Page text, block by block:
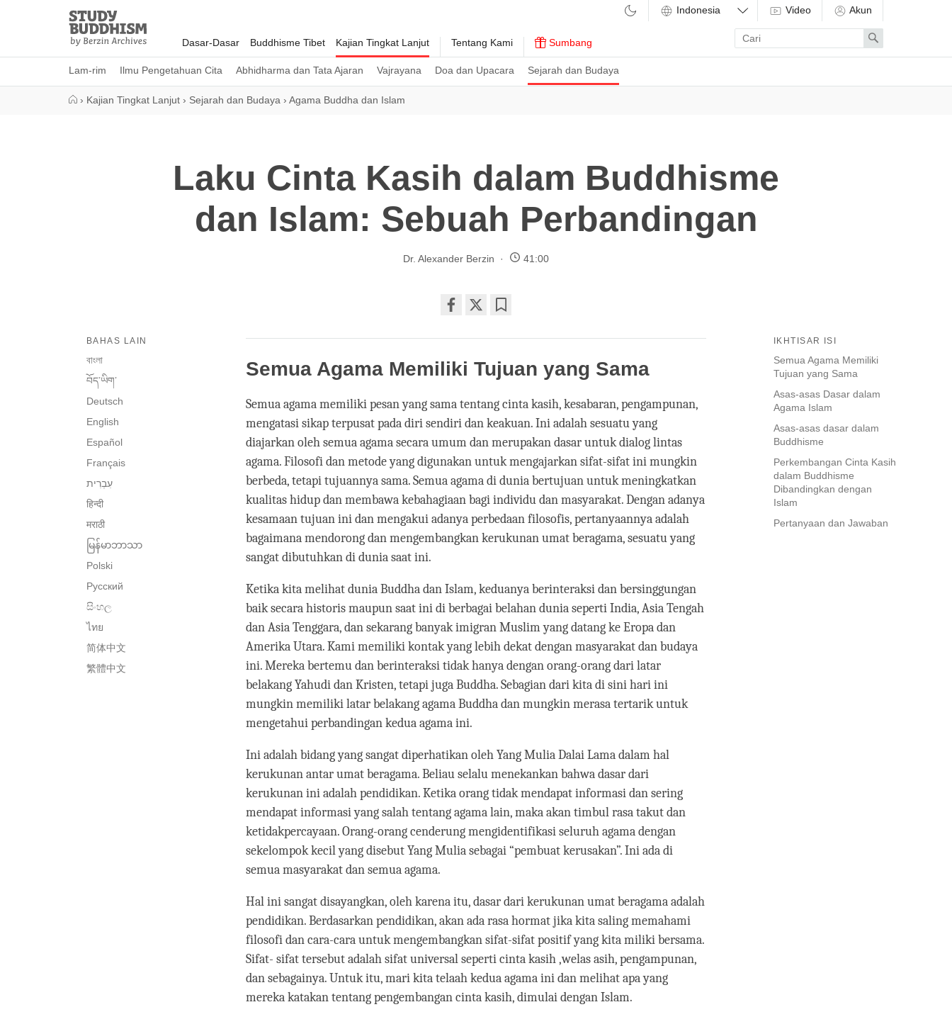
Study
Buddhism
Home
Dasar-Dasar Buddhisme Tibet Kajian Tingkat Lanjut
Lam-rim Ilmu Pengetahuan Cita Abhidharma dan Tata Ajaran Vajrayana Doa dan Upacara Sejarah dan Budaya
Tentang Kami Sumbang
Video Akun
Enter
search
term
Search
› Kajian Tingkat Lanjut › Sejarah dan Budaya › Agama Buddha dan Islam
Laku Cinta Kasih dalam Buddhisme
dan Islam: Sebuah Perbandingan
Dr. Alexander Berzin 41:00
on
facebook
IKHTISAR ISI
Semua Agama Memiliki
Tujuan yang Sama
Asas-asas Dasar dalam
Agama Islam
Asas-asas dasar dalam
Buddhisme
Perkembangan Cinta Kasih
dalam Buddhisme
Dibandingkan dengan
Islam
Pertanyaan dan Jawaban
BAHAS LAIN
বাংলা
བོད་ཡིག་
Deutsch
English
Español
Français
हिन्दी
मराठी
မြန်မာဘာသာ
Polski
Русский
සිංහල
ไทย
简体中文
繁體中文
Semua Agama Memiliki Tujuan yang Sama
Semua agama memiliki pesan yang sama tentang cinta kasih, kesabaran, pengampunan,
mengatasi sikap terpusat pada diri sendiri dan keakuan. Ini adalah sesuatu yang
diajarkan oleh semua agama secara umum dan merupakan dasar untuk dialog lintas
agama. Filosofi dan metode yang digunakan untuk mengajarkan sifat-sifat ini mungkin
berbeda, tetapi tujuannya sama. Semua agama di dunia bertujuan untuk meningkatkan
kualitas hidup dan membawa kebahagiaan bagi individu dan masyarakat. Dengan adanya
kesamaan tujuan ini dan mengakui adanya perbedaan filosofis, pertanyaannya adalah
bagaimana mendorong dan mengembangkan kerukunan umat beragama, sesuatu yang
sangat dibutuhkan di dunia saat ini.
Ketika kita melihat dunia Buddha dan Islam, keduanya berinteraksi dan bersinggungan
baik secara historis maupun saat ini di berbagai belahan dunia seperti India, Asia Tengah
dan Asia Tenggara, dan sekarang banyak imigran Muslim yang datang ke Eropa dan
Amerika Utara. Kami memiliki kontak yang lebih dekat dengan masyarakat dan budaya
ini. Mereka bertemu dan berinteraksi tidak hanya dengan orang-orang dari latar
belakang Yahudi dan Kristen, tetapi juga Buddha. Sebagian dari kita di sini hari ini
mungkin memiliki latar belakang agama Buddha dan mungkin merasa tertarik untuk
mengetahui perbandingan kedua agama ini.
Ini adalah bidang yang sangat diperhatikan oleh Yang Mulia Dalai Lama dalam hal
kerukunan antar umat beragama. Beliau selalu menekankan bahwa dasar dari
kerukunan ini adalah pendidikan. Ketika orang tidak mendapat informasi dan sering
mendapat informasi yang salah tentang agama lain, maka akan timbul rasa takut dan
ketidakpercayaan. Orang-orang cenderung mengidentifikasi seluruh agama dengan
sekelompok kecil yang disebut Yang Mulia sebagai “pembuat kerusakan”. Ini ada di
semua masyarakat dan semua agama.
Hal ini sangat disayangkan, oleh karena itu, dasar dari kerukunan umat beragama adalah
pendidikan. Berdasarkan pendidikan, akan ada rasa hormat jika kita saling memahami
filosofi dan cara-cara untuk mengembangkan sifat-sifat positif yang kita miliki bersama.
Sifat- sifat tersebut adalah sifat universal seperti cinta kasih ,welas asih, pengampunan,
dan sebagainya. Untuk itu, mari kita telaah kedua agama ini dan melihat apa yang
mereka katakan tentang pengembangan cinta kasih, dimulai dengan Islam.